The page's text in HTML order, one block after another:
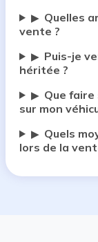
▶ Quelles
vente ?
▶ Puis-je
héritée ?
▶ Que faire
sur mon
▶ Quels
lors de la